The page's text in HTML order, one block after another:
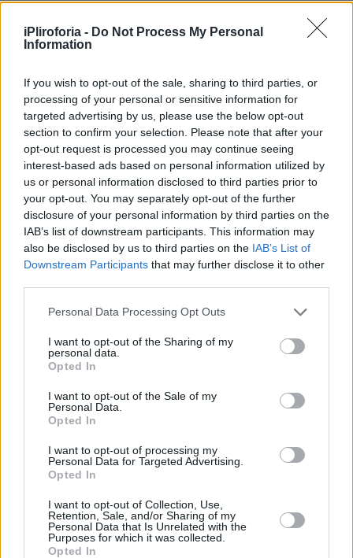
iPliroforia - Do Not Process My Personal
Information
If you wish to opt-out of the sale, sharing to third parties, or
processing of your personal or sensitive information for
targeted advertising by us, please use the below opt-out
section to confirm your selection. Please note that after your
opt-out request is processed you may continue seeing
interest-based ads based on personal information utilized by
us or personal information disclosed to third parties prior to
your opt-out. You may separately opt-out of the further
disclosure of your personal information by third parties on the
IAB’s list of downstream participants. This information may
also be disclosed by us to third parties on the IAB’s List of
Downstream Participants that may further disclose it to other
Personal Data Processing Opt Outs
I want to opt-out of the Sharing of my
personal data.
Opted In
I want to opt-out of the Sale of my
Personal Data.
Opted In
I want to opt-out of processing my
Personal Data for Targeted Advertising.
Opted In
I want to opt-out of Collection, Use,
Retention, Sale, and/or Sharing of my
Personal Data that Is Unrelated with the
Purposes for which it was collected.
Opted In
ΠερισσότερεςΕιδήσεις σήμερα
Αυτοκίνητο έπεσε σε στάση λεωφορείου
παρασύροντας τρία άτομα – Στο νοσοκομείο
και ο οδηγός
4 ζώδια που έχουν πιθανότητες να κερδίσουν
πολλά χρήματα τον επόμενο μήνα
Νεκρός 16χρονος σε τροχαίο
ΚΑΙΡΟΣ ΚΑΚΟΚΑΙΡΙΑ